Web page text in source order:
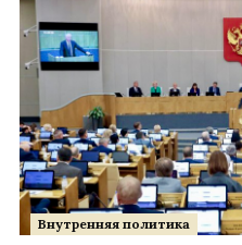
Внутренняя политика